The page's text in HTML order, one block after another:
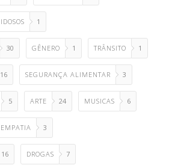
IDOSOS 1
30 GÊNERO 1 TRÂNSITO 1
16 SEGURANÇA ALIMENTAR 3
5 ARTE 24 MUSICAS 6
EMPATIA 3
16 DROGAS 7